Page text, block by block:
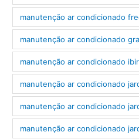
manutenção ar condicionado
manutenção ar condicionado
manutenção ar condicionado
manutenção ar condicionado
manutenção ar condicionado
manutenção ar condicionado